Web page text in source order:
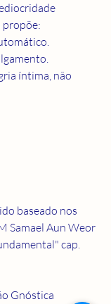
propõe:
íntima, não
baseado nos
Samael Aun Weor
cap.
Gnóstica